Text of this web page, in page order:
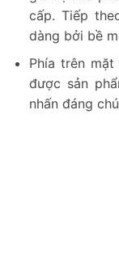
cấp. Tiếp
dàng bởi bề
Phía trên
được sản
nhấn đáng